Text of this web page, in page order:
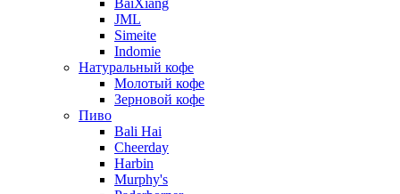
BaiXiang
JML
Simeite
Indomie
Натуральный кофе
Молотый кофе
Зерновой кофе
Пиво
Bali Hai
Cheerday
Harbin
Murphy's